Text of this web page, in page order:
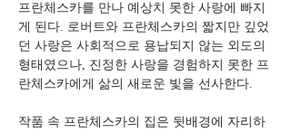
프란체스카를 만나 예상치 못한 사랑에 빠지
게 된다. 로버트와 프란체스카의 짧지만 깊었
던 사랑은 사회적으로 용납되지 않는 외도의
형태였으나, 진정한 사랑을 경험하지 못한 프
란체스카에게 삶의 새로운 빛을 선사한다.
작품 속 프란체스카의 집은 뒷배경에 자리하